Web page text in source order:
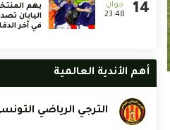
23:48
يهم
اليابان
في آخر
أهم الأندية العالمية
الترجي الرياضي